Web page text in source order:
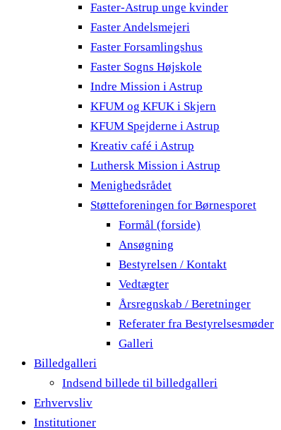
Faster-Astrup unge kvinder
Faster Andelsmejeri
Faster Forsamlingshus
Faster Sogns Højskole
Indre Mission i Astrup
KFUM og KFUK i Skjern
KFUM Spejderne i Astrup
Kreativ café i Astrup
Luthersk Mission i Astrup
Menighedsrådet
Støtteforeningen for Børnesporet
Formål (forside)
Ansøgning
Bestyrelsen / Kontakt
Vedtægter
Årsregnskab / Beretninger
Referater fra Bestyrelsesmøder
Galleri
Billedgalleri
Indsend billede til billedgalleri
Erhvervsliv
Institutioner